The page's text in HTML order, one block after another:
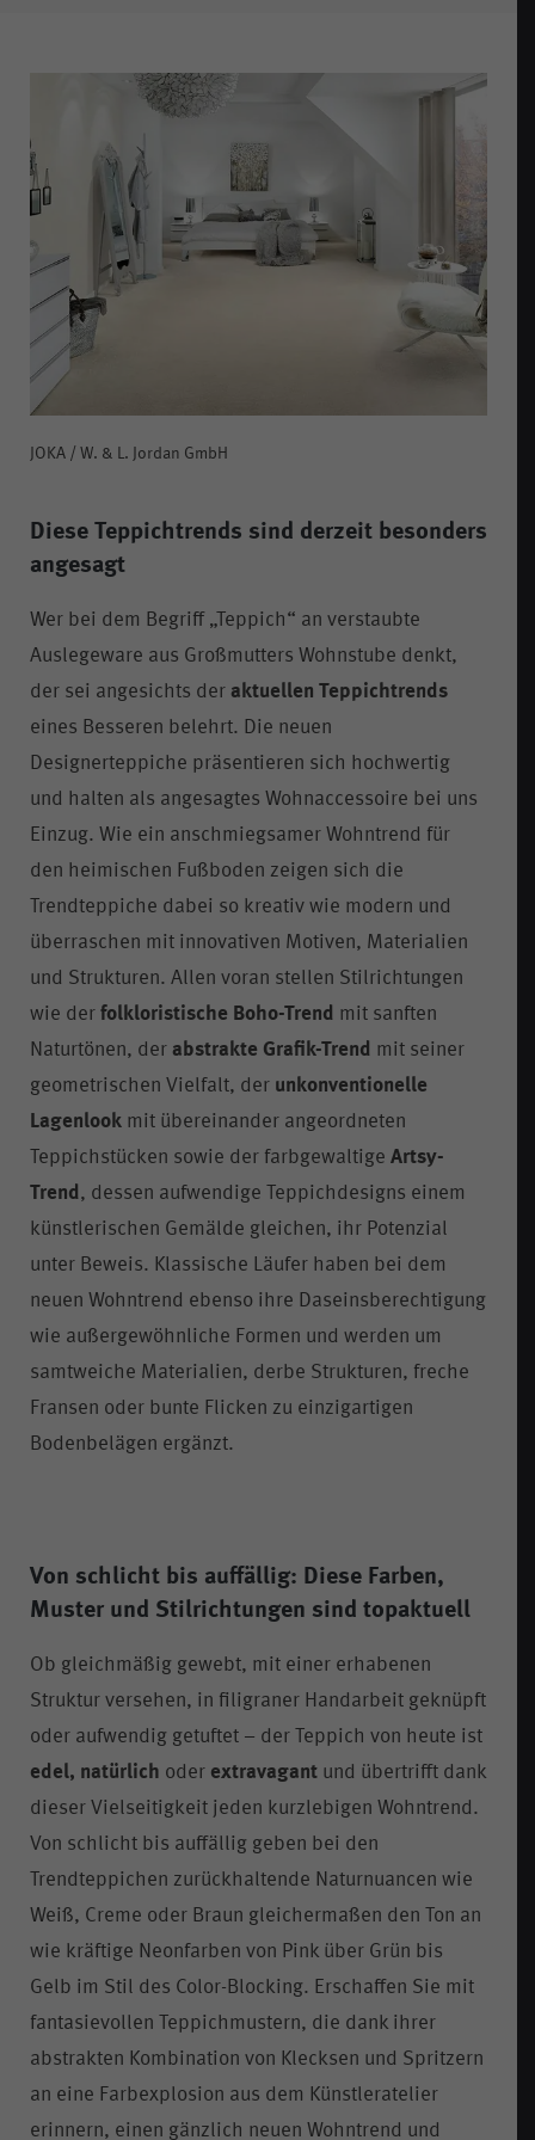
JOKA / W. & L. Jordan GmbH
Diese Teppichtrends sind derzeit besonders
angesagt
Wer bei dem Begriff „Teppich“ an verstaubte
Auslegeware aus Großmutters Wohnstube denkt,
der sei angesichts der aktuellen Teppichtrends
eines Besseren belehrt. Die neuen
Designerteppiche präsentieren sich hochwertig
und halten als angesagtes Wohnaccessoire bei uns
Einzug. Wie ein anschmiegsamer Wohntrend für
den heimischen Fußboden zeigen sich die
Trendteppiche dabei so kreativ wie modern und
überraschen mit innovativen Motiven, Materialien
und Strukturen. Allen voran stellen Stilrichtungen
wie der folkloristische Boho-Trend mit sanften
Naturtönen, der abstrakte Grafik-Trend mit seiner
geometrischen Vielfalt, der unkonventionelle
Lagenlook mit übereinander angeordneten
Teppichstücken sowie der farbgewaltige Artsy-
Trend , dessen aufwendige Teppichdesigns einem
künstlerischen Gemälde gleichen, ihr Potenzial
unter Beweis. Klassische Läufer haben bei dem
neuen Wohntrend ebenso ihre Daseinsberechtigung
wie außergewöhnliche Formen und werden um
samtweiche Materialien, derbe Strukturen, freche
Fransen oder bunte Flicken zu einzigartigen
Bodenbelägen ergänzt.
Von schlicht bis auffällig: Diese Farben,
Muster und Stilrichtungen sind topaktuell
Ob gleichmäßig gewebt, mit einer erhabenen
Struktur versehen, in filigraner Handarbeit geknüpft
oder aufwendig getuftet – der Teppich von heute ist
edel, natürlich oder extravagant und übertrifft dank
dieser Vielseitigkeit jeden kurzlebigen Wohntrend.
Von schlicht bis auffällig geben bei den
Trendteppichen zurückhaltende Naturnuancen wie
Weiß, Creme oder Braun gleichermaßen den Ton an
wie kräftige Neonfarben von Pink über Grün bis
Gelb im Stil des Color-Blocking. Erschaffen Sie mit
fantasievollen Teppichmustern, die dank ihrer
abstrakten Kombination von Klecksen und Spritzern
an eine Farbexplosion aus dem Künstleratelier
erinnern, einen gänzlich neuen Wohntrend und